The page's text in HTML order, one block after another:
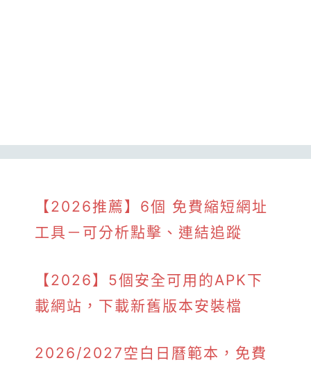
【2026推薦】6個 免費縮短網址
工具－可分析點擊、連結追蹤
【2026】5個安全可用的APK下
載網站，下載新舊版本安裝檔
2026/2027空白日曆範本，免費